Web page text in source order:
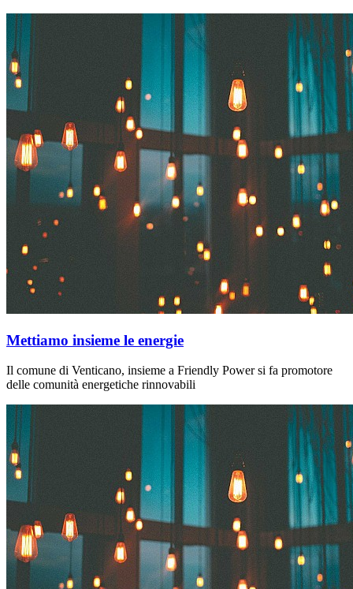
Mettiamo insieme le energie
Il comune di Venticano, insieme a Friendly Power si fa promotore
delle comunità energetiche rinnovabili